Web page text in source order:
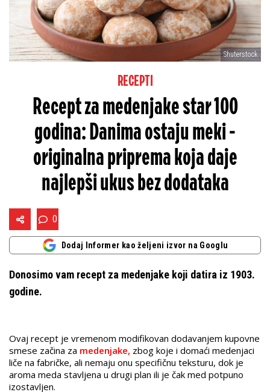
Shuterstock
RECEPTI
Recept za medenjake star 100
godina: Danima ostaju meki -
originalna priprema koja daje
najlepši ukus bez dodataka
0
Dodaj Informer kao željeni izvor na Googlu
Donosimo vam recept za medenjake koji datira iz 1903.
godine.
Ovaj recept je vremenom modifikovan dodavanjem kupovne
smese začina za medenjake, zbog koje i domaći medenjaci
liče na fabričke, ali nemaju onu specifičnu teksturu, dok je
aroma meda stavljena u drugi plan ili je čak med potpuno
izostavljen.